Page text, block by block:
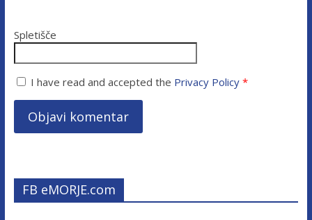
Spletišče
I have read and accepted the Privacy Policy*
FB eMORJE.com